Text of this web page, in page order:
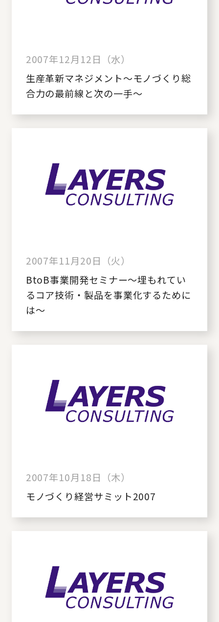
2007年12月12日（水）
生産革新マネジメント～モノづくり総
合力の最前線と次の一手～
2007年11月20日（火）
BtoB事業開発セミナー～埋もれてい
るコア技術・製品を事業化するために
は～
2007年10月18日（木）
モノづくり経営サミット2007